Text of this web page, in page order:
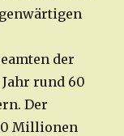
der
rund 60
Der
Millionen